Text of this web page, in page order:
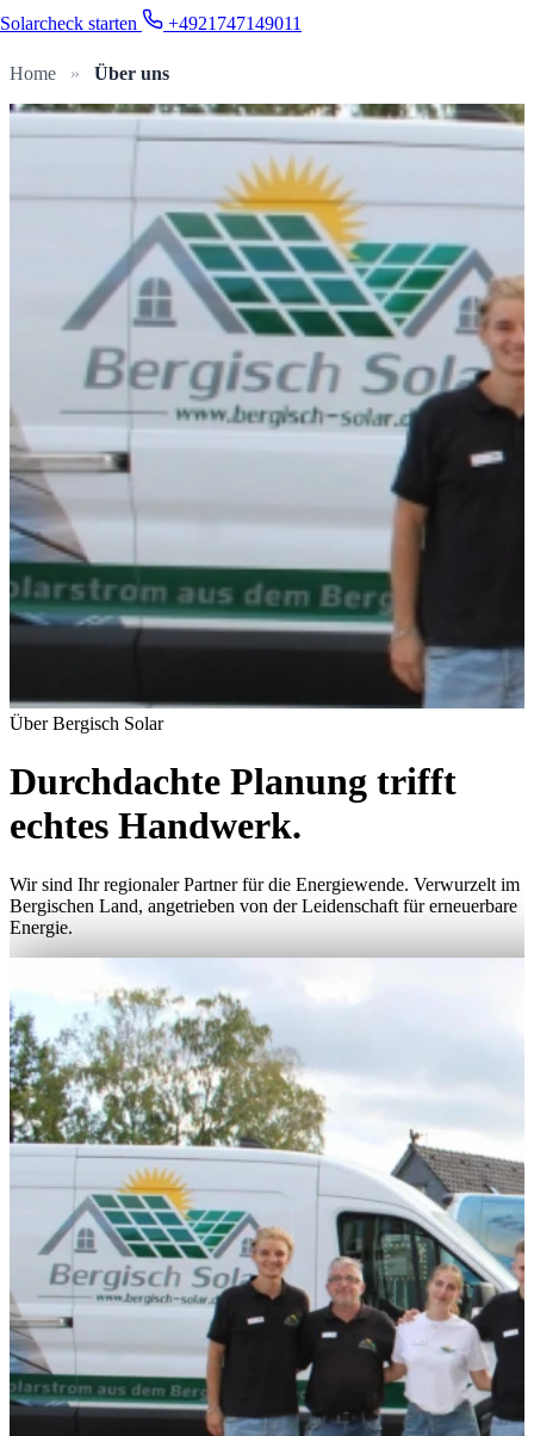
Solarcheck starten +4921747149011
Home » Über uns
Über Bergisch Solar
Durchdachte Planung trifft
echtes Handwerk.
Wir sind Ihr regionaler Partner für die Energiewende. Verwurzelt im
Bergischen Land, angetrieben von der Leidenschaft für erneuerbare
Energie.